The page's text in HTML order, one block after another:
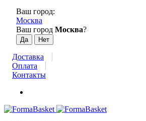
Ваш город:
Москва
Ваш город Москва?
Доставка
Оплата
Контакты